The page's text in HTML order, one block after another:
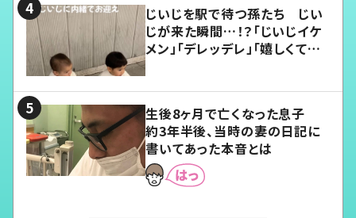
じいじを駅で待つ孫たち じい
じが来た瞬間…！？「じいじイケ
メン」「デレッデレ」「嬉しくて可
生後8ヶ月で亡くなった息子
約3年半後、当時の妻の日記に
書いてあった本音とは